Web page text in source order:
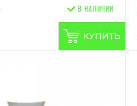
В НАЛИЧИИ
КУПИТЬ